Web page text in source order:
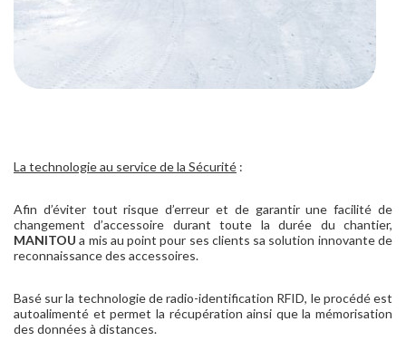
La technologie au service de la Sécurité :
Afin d’éviter tout risque d’erreur et de garantir une facilité de
changement d’accessoire durant toute la durée du chantier,
MANITOU a mis au point pour ses clients sa solution innovante de
reconnaissance des accessoires.
Basé sur la technologie de radio-identification RFID, le procédé est
autoalimenté et permet la récupération ainsi que la mémorisation
des données à distances.